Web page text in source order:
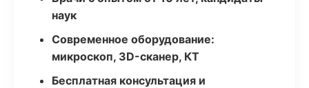
наук
Современное оборудование:
микроскоп, 3D-сканер, КТ
Бесплатная консультация и